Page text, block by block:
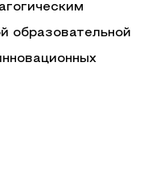
образовательной